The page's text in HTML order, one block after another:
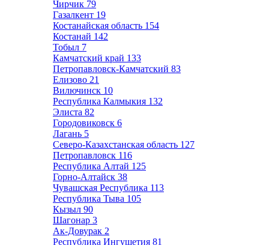
Чирчик 79
Газалкент 19
Костанайская область 154
Костанай 142
Тобыл 7
Камчатский край 133
Петропавловск-Камчатский 83
Елизово 21
Вилючинск 10
Республика Калмыкия 132
Элиста 82
Городовиковск 6
Лагань 5
Северо-Казахстанская область 127
Петропавловск 116
Республика Алтай 125
Горно-Алтайск 38
Чувашская Республика 113
Республика Тыва 105
Кызыл 90
Шагонар 3
Ак-Довурак 2
Республика Ингушетия 81